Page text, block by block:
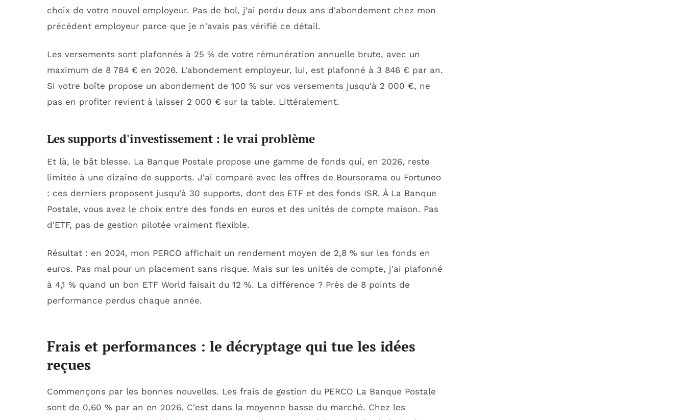
choix de votre nouvel employeur. Pas de bol, j'ai perdu deux ans d'abondement chez mon
précédent employeur parce que je n'avais pas vérifié ce détail.
Les versements sont plafonnés à 25 % de votre rémunération annuelle brute, avec un
maximum de 8 784 € en 2026. L'abondement employeur, lui, est plafonné à 3 846 € par an.
Si votre boîte propose un abondement de 100 % sur vos versements jusqu'à 2 000 €, ne
pas en profiter revient à laisser 2 000 € sur la table. Littéralement.
Les supports d'investissement : le vrai problème
Et là, le bât blesse. La Banque Postale propose une gamme de fonds qui, en 2026, reste
limitée à une dizaine de supports. J'ai comparé avec les offres de Boursorama ou Fortuneo
: ces derniers proposent jusqu'à 30 supports, dont des ETF et des fonds ISR. À La Banque
Postale, vous avez le choix entre des fonds en euros et des unités de compte maison. Pas
d'ETF, pas de gestion pilotée vraiment flexible.
Résultat : en 2024, mon PERCO affichait un rendement moyen de 2,8 % sur les fonds en
euros. Pas mal pour un placement sans risque. Mais sur les unités de compte, j'ai plafonné
à 4,1 % quand un bon ETF World faisait du 12 %. La différence ? Près de 8 points de
performance perdus chaque année.
Frais et performances : le décryptage qui tue les idées
reçues
Commençons par les bonnes nouvelles. Les frais de gestion du PERCO La Banque Postale
sont de 0,60 % par an en 2026. C'est dans la moyenne basse du marché. Chez les